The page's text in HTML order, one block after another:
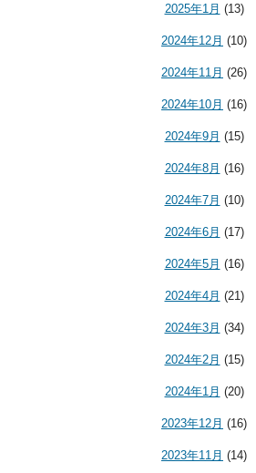
2025年1月 (13)
2024年12月 (10)
2024年11月 (26)
2024年10月 (16)
2024年9月 (15)
2024年8月 (16)
2024年7月 (10)
2024年6月 (17)
2024年5月 (16)
2024年4月 (21)
2024年3月 (34)
2024年2月 (15)
2024年1月 (20)
2023年12月 (16)
2023年11月 (14)